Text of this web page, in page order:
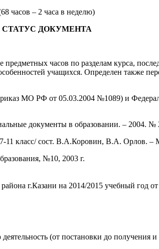
часов – 2 часа в неделю)
СТАТУС ДОКУМЕНТА
часов по разделам курса,
учащихся. Определен также
МО РФ от 05.03.2004 №1089) и
документы в образовании. – 2004. №
11 класс/ сост. В.А.Коровин, В.А. Орлов. –
№10, 2003 г.
г.Казани на 2014/2015 учебный год от
(от постановки до получения и